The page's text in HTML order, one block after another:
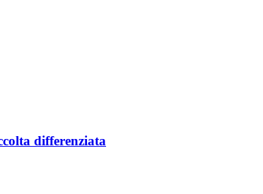
differenziata